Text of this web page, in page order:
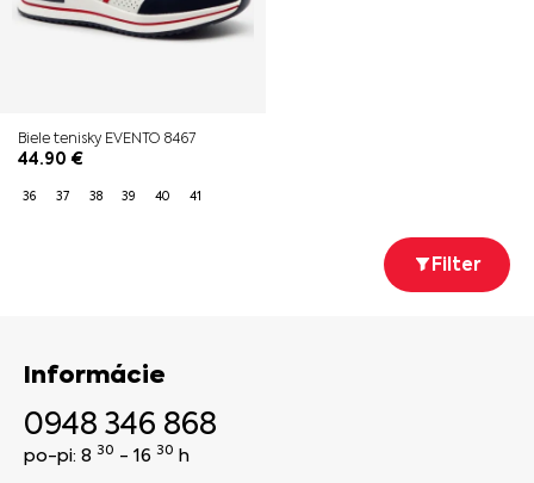
Biele tenisky EVENTO 8467
44.90 €
36 37 38 39 40 41
Filter
Informácie
0948 346 868
po-pi: 8 30 - 16 30 h